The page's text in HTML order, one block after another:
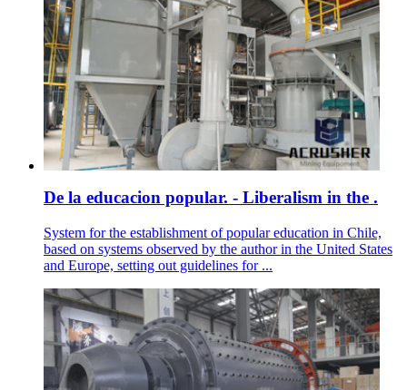
De la educacion popular. - Liberalism in the .
System for the establishment of popular education in Chile,
based on systems observed by the author in the United States
and Europe, setting out guidelines for ...